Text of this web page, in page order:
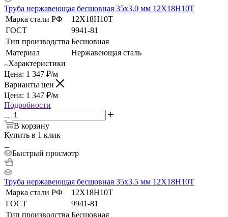
Труба нержавеющая бесшовная 35х3.0 мм 12Х18Н10Т
Марка стали РФ
12Х18Н10Т
ГОСТ
9941-81
Тип производства Бесшовная
Материал
Нержавеющая сталь
Характеристики
Цена: 1 347 ₽/м
Варианты цен
Цена: 1 347 ₽/м
Подробности
В корзину
Купить в 1 клик
Быстрый просмотр
Труба нержавеющая бесшовная 35х3.5 мм 12Х18Н10Т
Марка стали РФ
12Х18Н10Т
ГОСТ
9941-81
Тип производства Бесшовная